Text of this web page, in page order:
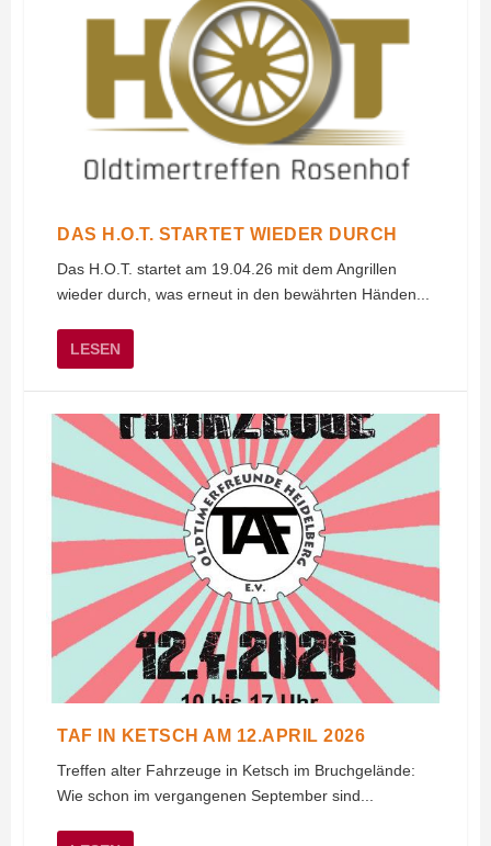
DAS H.O.T. STARTET WIEDER DURCH
Das H.O.T. startet am 19.04.26 mit dem Angrillen
wieder durch, was erneut in den bewährten Händen...
LESEN
TAF IN KETSCH AM 12.APRIL 2026
Treffen alter Fahrzeuge in Ketsch im Bruchgelände:
Wie schon im vergangenen September sind...